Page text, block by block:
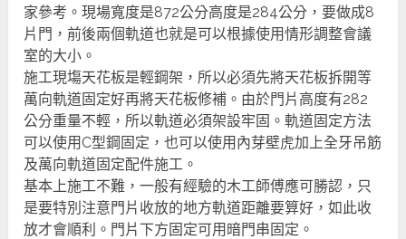
家參考。現場寬度是872公分高度是284公分，要做成8
片門，前後兩個軌道也就是可以根據使用情形調整會議
室的大小。
施工現塲天花板是輕鋼架，所以必須先將天花板拆開等
萬向軌道固定好再將天花板修補。由於門片高度有282
公分重量不輕，所以軌道必須架設牢固。軌道固定方法
可以使用C型鋼固定，也可以使用內芽壁虎加上全牙吊筋
及萬向軌道固定配件施工。
基本上施工不難，一般有經驗的木工師傅應可勝認，只
是要特別注意門片收放的地方軌道距離要算好，如此收
放才會順利。門片下方固定可用暗門串固定。